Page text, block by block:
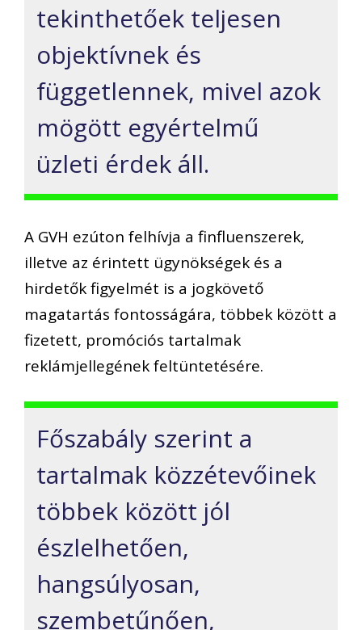
tekinthetőek teljesen
objektívnek és
függetlennek, mivel azok
mögött egyértelmű
üzleti érdek áll.
A GVH ezúton felhívja a finfluenszerek,
illetve az érintett ügynökségek és a
hirdetők figyelmét is a jogkövető
magatartás fontosságára, többek között a
fizetett, promóciós tartalmak
reklámjellegének feltüntetésére.
Főszabály szerint a
tartalmak közzétevőinek
többek között jól
észlelhetően,
hangsúlyosan,
szembetűnően,